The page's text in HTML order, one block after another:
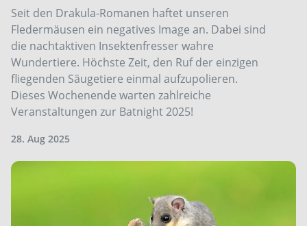
Seit den Drakula-Romanen haftet unseren
Fledermäusen ein negatives Image an. Dabei sind
die nachtaktiven Insektenfresser wahre
Wundertiere. Höchste Zeit, den Ruf der einzigen
fliegenden Säugetiere einmal aufzupolieren.
Dieses Wochenende warten zahlreiche
Veranstaltungen zur Batnight 2025!
28. Aug 2025